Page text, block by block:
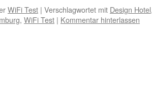
WiFi Test | Verschlagwortet mit Design Hotel
, WiFi Test | Kommentar hinterlassen